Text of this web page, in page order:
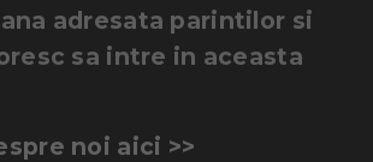
adresata parintilor si
sa intre in aceasta
noi aici >>